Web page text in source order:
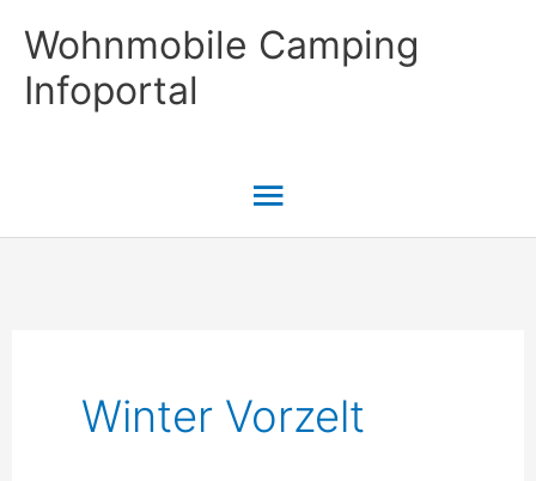
Inhalt
springen
Wohnmobile Camping
Infoportal
Hauptmenü
Winter Vorzelt